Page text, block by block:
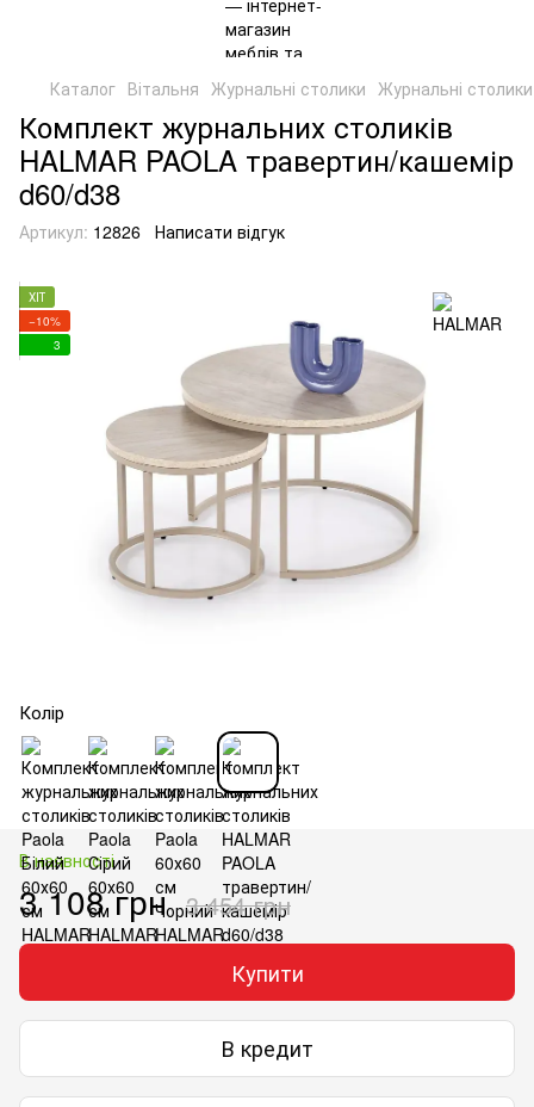
Каталог Вітальня Журнальні столики Журнальні
Комплект журнальних столиків
HALMAR PAOLA травертин/кашемір
d60/d38
Артикул: 12826 Написати відгук
ХІТ
−10%
3
Колір
В наявності
3 108 грн 3 454 грн
Купити
В кредит